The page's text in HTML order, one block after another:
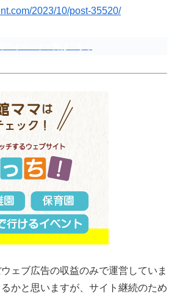
2023/10/post-35520/
ェブ広告の収益のみで運営していま
かと思いますが、サイト継続のため